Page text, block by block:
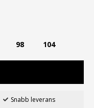
98 104
Snabb leverans